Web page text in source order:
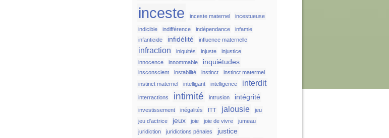
inceste inceste maternel incestueuse
indicible indifférence indépendance
infamie
infanticide
infidélité influence maternelle
infraction iniquités injuste
injustice
innocence
innommable inquiétudes
insconscient instabilité instinct
instinct matermel
instinct maternel
intelligant intelligence interdit
interractions intimité intrusion intégrité
investissement inégalités ITT jalousie
jeu
jeu d'actrice
jeux joie joie de vivre
jumeau
juridiction
juridictions pénales justice